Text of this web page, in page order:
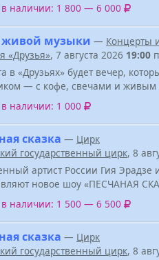
наличии: 1 800 — 6 000
живой музыки — Концерты
«Друзья», 7 августа 2026 19:00
в «Друзьях» будет вечер,
— с кофе, свечами и живым
наличии: 1 000
сказка — Цирк
государственный цирк, 8
артист России Гия Эрадзе
новое шоу «ПЕСЧАНАЯ
наличии: 1 500 — 6 500
сказка — Цирк
государственный цирк, 8